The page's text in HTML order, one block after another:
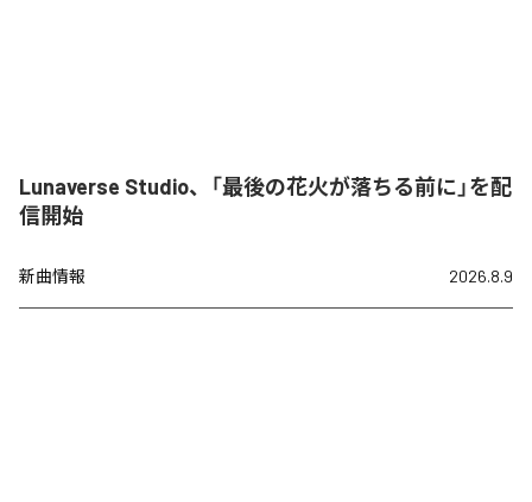
Lunaverse Studio、「最後の花火が落ちる前に」を配
信開始
新曲情報 2026.8.9